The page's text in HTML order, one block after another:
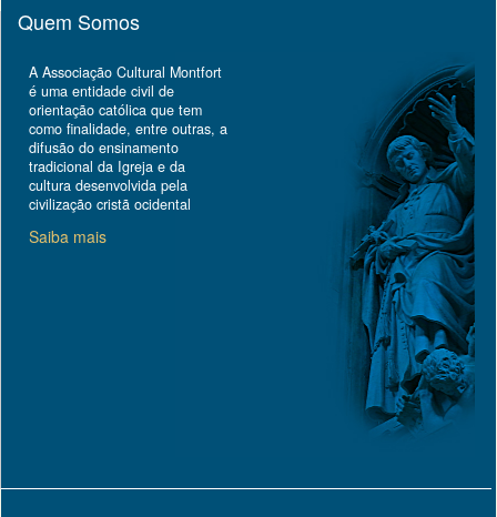
Quem Somos
A Associação Cultural Montfort
é uma entidade civil de
orientação católica que tem
como finalidade, entre outras, a
difusão do ensinamento
tradicional da Igreja e da
cultura desenvolvida pela
civilização cristã ocidental
Saiba mais